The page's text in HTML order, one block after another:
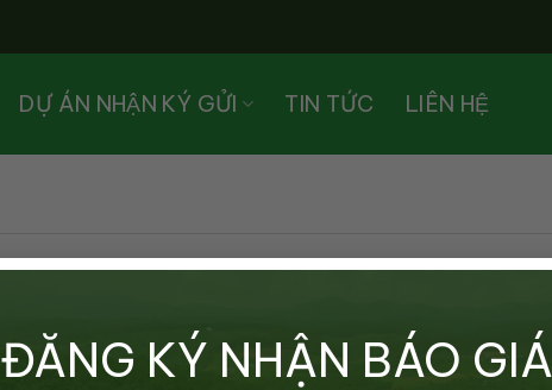
ĐĂNG KÝ NHẬN BÁO GIÁ
DỰ ÁN NHẬN KÝ GỬI TIN TỨC LIÊN HỆ